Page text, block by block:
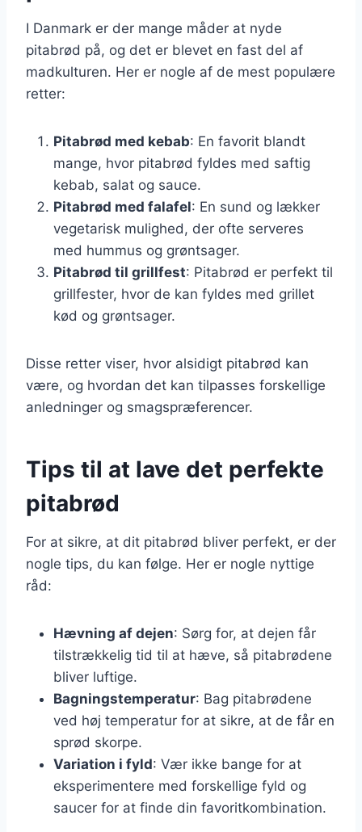
I Danmark er der mange måder at nyde
pitabrød på, og det er blevet en fast del af
madkulturen. Her er nogle af de mest populære
retter:
Pitabrød med kebab: En favorit blandt
mange, hvor pitabrød fyldes med saftig
kebab, salat og sauce.
Pitabrød med falafel: En sund og lækker
vegetarisk mulighed, der ofte serveres
med hummus og grøntsager.
Pitabrød til grillfest: Pitabrød er perfekt til
grillfester, hvor de kan fyldes med grillet
kød og grøntsager.
Disse retter viser, hvor alsidigt pitabrød kan
være, og hvordan det kan tilpasses forskellige
anledninger og smagspræferencer.
Tips til at lave det perfekte
pitabrød
For at sikre, at dit pitabrød bliver perfekt, er der
nogle tips, du kan følge. Her er nogle nyttige
råd:
Hævning af dejen: Sørg for, at dejen får
tilstrækkelig tid til at hæve, så pitabrødene
bliver luftige.
Bagningstemperatur: Bag pitabrødene
ved høj temperatur for at sikre, at de får en
sprød skorpe.
Variation i fyld: Vær ikke bange for at
eksperimentere med forskellige fyld og
saucer for at finde din favoritkombination.